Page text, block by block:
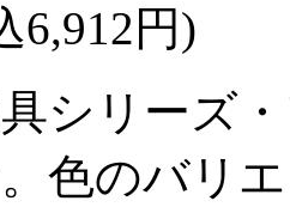
6,912円)
シリーズ
色のバリ